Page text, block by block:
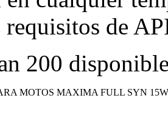
requisitos de
200
MOTOS MAXIMA FULL SYN